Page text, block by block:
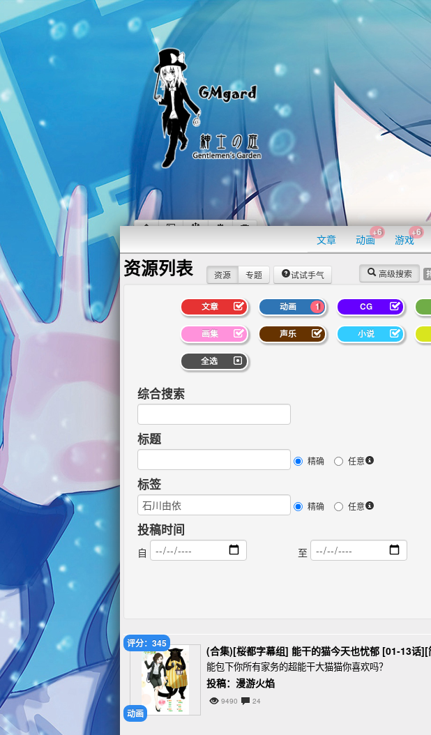
文章 动画
+6
游戏
+6
资源列表 高级搜索
资源 专题 试试手气
文章 1
动画 CG
画集 声乐 小说
全选
综合搜索
标题
精确 任意
标签
精确 任意
投稿时间
自 至
动画
评分：345
(合集)[桜都字幕组] 能干的猫今天也忧郁 [01-13话
能包下你所有家务的超能干大猫猫你喜欢吗？
投稿：漫游火焰
9490 24